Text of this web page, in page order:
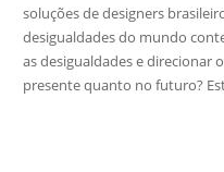
soluções de designers
desigualdades do mundo
as desigualdades e direcionar
presente quanto no futuro?